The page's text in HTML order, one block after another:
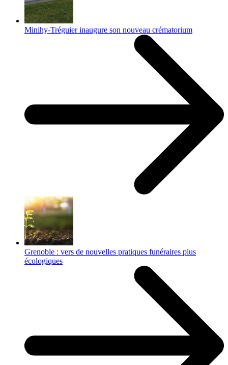
Minihy-Tréguier inaugure son nouveau crématorium
Grenoble : vers de nouvelles pratiques funéraires plus
écologiques